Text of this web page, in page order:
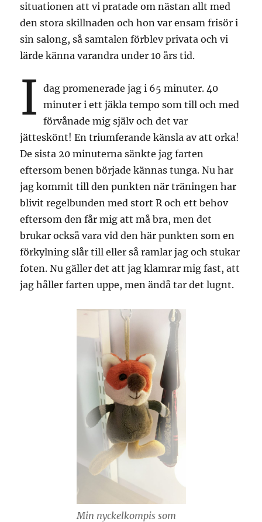
situationen att vi pratade om nästan allt med
den stora skillnaden och hon var ensam frisör i
sin salong, så samtalen förblev privata och vi
lärde känna varandra under 10 års tid.
I
dag promenerade jag i 65 minuter. 40
minuter i ett jäkla tempo som till och med
förvånade mig själv och det var
jätteskönt! En triumferande känsla av att orka!
De sista 20 minuterna sänkte jag farten
eftersom benen började kännas tunga. Nu har
jag kommit till den punkten när träningen har
blivit regelbunden med stort R och ett behov
eftersom den får mig att må bra, men det
brukar också vara vid den här punkten som en
förkylning slår till eller så ramlar jag och stukar
foten. Nu gäller det att jag klamrar mig fast, att
jag håller farten uppe, men ändå tar det lugnt.
Min nyckelkompis som